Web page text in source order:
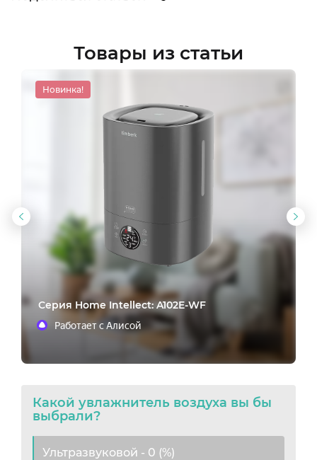
Товары из статьи
Новинка!
Cерия Home Intellect: A102E-WF
Работает с Алисой
Предыдущий
слайд
Какой увлажнитель воздуха вы бы
выбрали?
Ультразвуковой - 0 (%)